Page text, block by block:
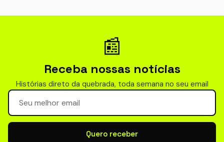
📰
Receba nossas notícias
Histórias direto da quebrada, toda semana no seu email
Seu email para newsletter
Quero receber